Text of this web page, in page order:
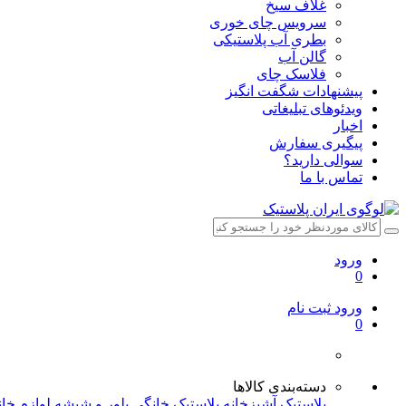
غلاف سیخ
سرویس چای خوری
بطری آب پلاستیکی
گالن آب
فلاسک چای
پیشنهادات شگفت انگیز
ویدئوهای تبلیغاتی
اخبار
پیگیری سفارش
سوالی دارید؟
تماس با ما
ورود
0
ورود ثبت نام
0
دسته‌بندی کالاها